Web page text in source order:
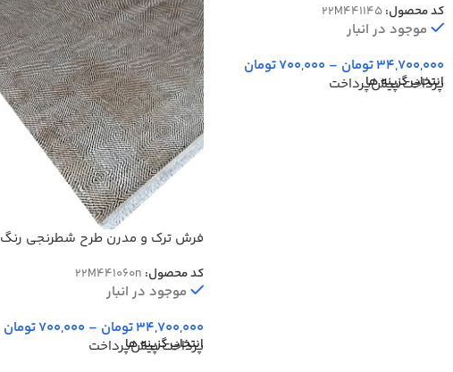
کد محصول:22M441145
موجود در انبار
34,700,000تومان –
700,000تومان
انتخاب گزینه ها
پرداخت پیش‌پرداخت
فرش ترک و مدرن طرح شطرنجی رنگ
کد محصول: 22M441060n
موجود در انبار
34,700,000تومان –
700,000تومان
انتخاب گزینه ها
پرداخت پیش‌پرداخت